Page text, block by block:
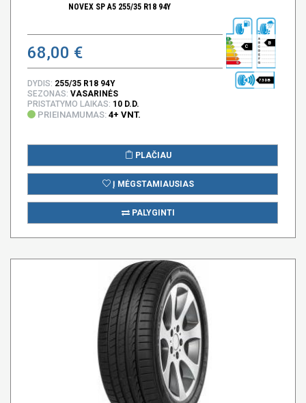
NOVEX SP A5 255/35 R18 94Y
68,00 € C
B
73 DB
DYDIS: 255/35 R18 94Y
SEZONAS: VASARINĖS
PRISTATYMO LAIKAS: 10 D.D.
PRIEINAMUMAS: 4+ VNT.
PLAČIAU
Į MĖGSTAMIAUSIAS
PALYGINTI